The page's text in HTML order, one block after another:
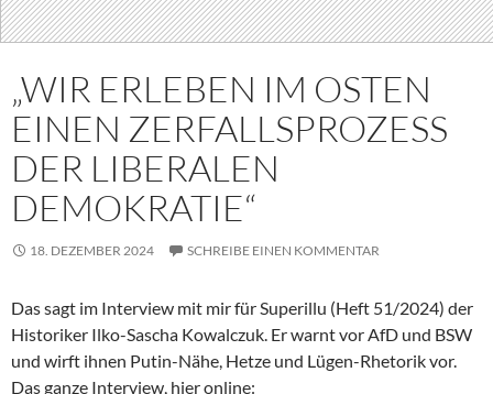
„WIR ERLEBEN IM OSTEN
EINEN ZERFALLSPROZESS
DER LIBERALEN
DEMOKRATIE“
18. DEZEMBER 2024 SCHREIBE EINEN KOMMENTAR
Das sagt im Interview mit mir für Superillu (Heft 51/2024) der
Historiker Ilko-Sascha Kowalczuk. Er warnt vor AfD und BSW
und wirft ihnen Putin-Nähe, Hetze und Lügen-Rhetorik vor.
Das ganze Interview, hier online: